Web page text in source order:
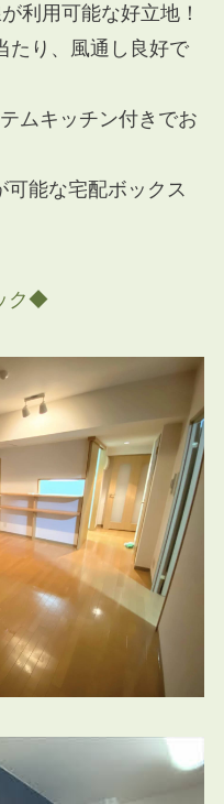
利用可能な好立地！
たり、風通し良好で
ムキッチン付きでお
能な宅配ボックス
ク◆